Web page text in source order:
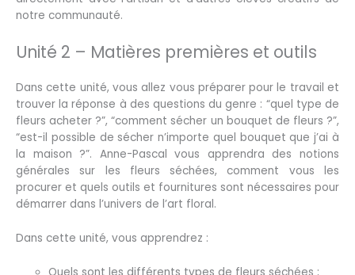
notre communauté.
Unité 2 – Matières premières et outils
Dans cette unité, vous allez vous préparer pour le travail et
trouver la réponse à des questions du genre : “quel type de
fleurs acheter ?”, “comment sécher un bouquet de fleurs ?”,
“est-il possible de sécher n’importe quel bouquet que j’ai à
la maison ?”. Anne-Pascal vous apprendra des notions
générales sur les fleurs séchées, comment vous les
procurer et quels outils et fournitures sont nécessaires pour
démarrer dans l’univers de l’art floral.
Dans cette unité, vous apprendrez :